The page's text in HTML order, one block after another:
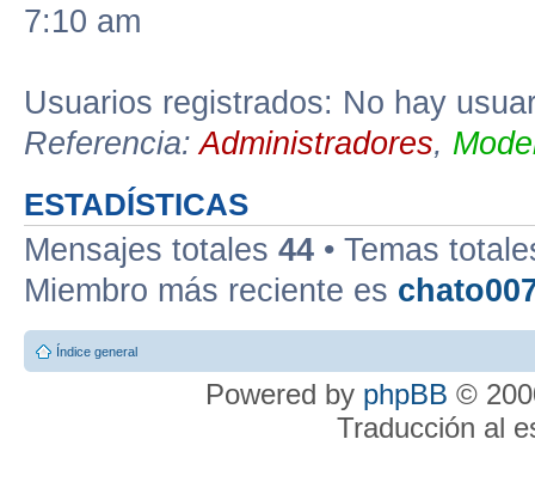
7:10 am
Usuarios registrados: No hay
Referencia:Administradores,
ESTADÍSTICAS
Mensajes totales 44 • Temas
Miembro más reciente es
Índice general
Powered by phpBB ©
Traducción al